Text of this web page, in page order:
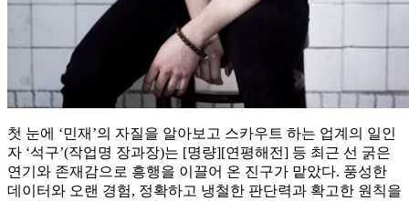
첫 눈에 ‘민재’의 자질을 알아보고 스카우트 하는 업계의 일인
자 ‘석구’(작업명 장과장)는 [명량][연평해전] 등 최근 선 굵은
연기와 존재감으로 흥행을 이끌어 온 진구가 맡았다. 풍성한
데이터와 오랜 경험, 정확하고 냉철한 판단력과 확고한 원칙을